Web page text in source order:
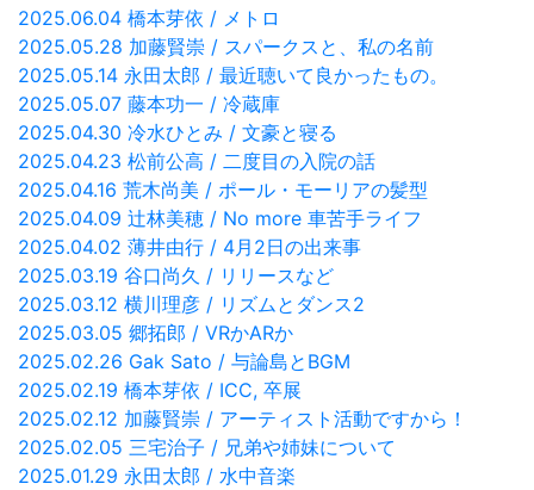
2025.06.04 橋本芽依 / メトロ
2025.05.28 加藤賢崇 / スパークスと、私の名前
2025.05.14 永田太郎 / 最近聴いて良かったもの。
2025.05.07 藤本功一 / 冷蔵庫
2025.04.30 冷水ひとみ / 文豪と寝る
2025.04.23 松前公高 / 二度目の入院の話
2025.04.16 荒木尚美 / ポール・モーリアの髪型
2025.04.09 辻林美穂 / No more 車苦手ライフ
2025.04.02 薄井由行 / 4月2日の出来事
2025.03.19 谷口尚久 / リリースなど
2025.03.12 横川理彦 / リズムとダンス2
2025.03.05 郷拓郎 / VRかARか
2025.02.26 Gak Sato / 与論島とBGM
2025.02.19 橋本芽依 / ICC, 卒展
2025.02.12 加藤賢崇 / アーティスト活動ですから！
2025.02.05 三宅治子 / 兄弟や姉妹について
2025.01.29 永田太郎 / 水中音楽